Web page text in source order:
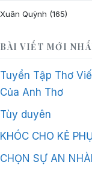
Xuân Quỳnh (165)
BÀI VIẾT MỚI
Tuyển Tập Thơ
Của Anh Thơ
Tùy duyên
KHÓC CHO KẺ
CHỌN SỰ AN